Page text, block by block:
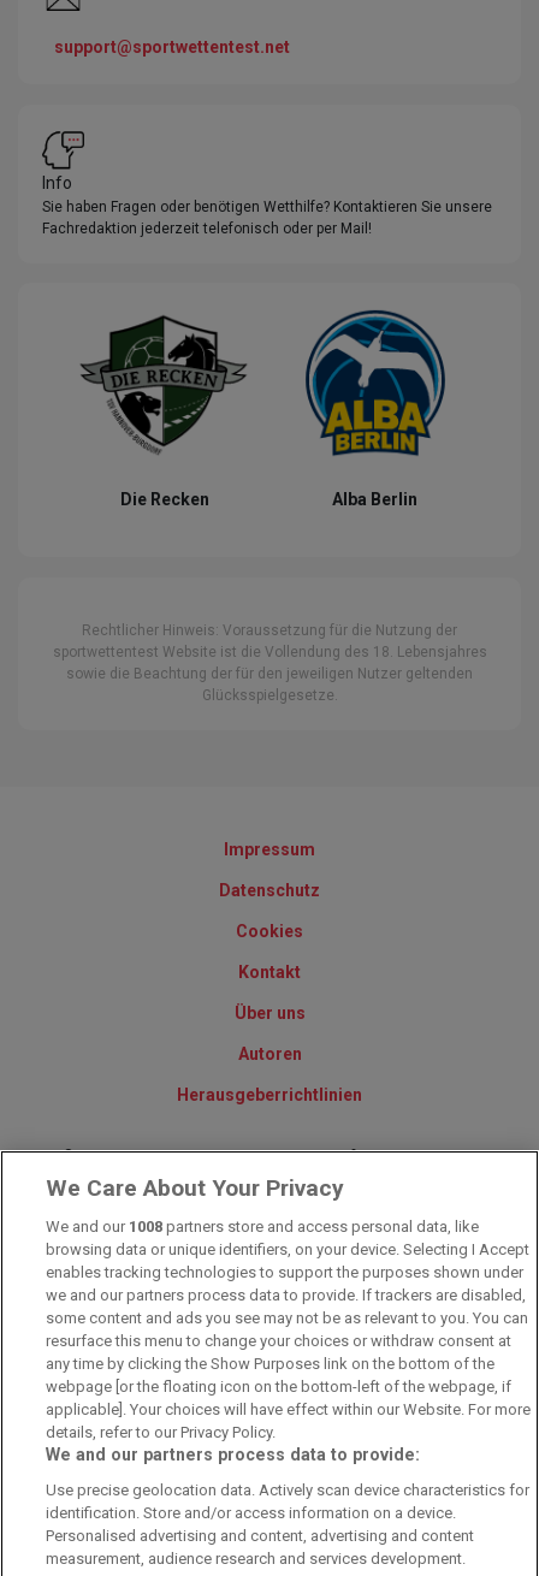
support@sportwettentest.net
Info
Sie haben Fragen oder benötigen Wetthilfe? Kontaktieren Sie unsere
Fachredaktion jederzeit telefonisch oder per Mail!
Die Recken Alba Berlin
Rechtlicher Hinweis: Voraussetzung für die Nutzung der
sportwettentest Website ist die Vollendung des 18. Lebensjahres
sowie die Beachtung der für den jeweiligen Nutzer geltenden
Glücksspielgesetze.
Impressum
Datenschutz
Cookies
Kontakt
Über uns
Autoren
Herausgeberrichtlinien
© 2010-2025 - Sportwettentest.net - Der große Sportwettentest
Sportwetten Angebote sind nur für Volljährige verfügbar. Es gelten
immer die AGB auf den jeweiligen Webseiten der Buchmacher.
Wetten kann Spaß, aber auch süchtig machen!
Suchtrisiken, Glücksspiel kann süchtig machen - Hilfe finden Sie auf
buwei.de
Alle Anbieter auf dieser Webseite sind offiziell in Deutschlandlizenziert
werden von derGemeinsamen Glücksspielbehörde der Länderreguliert
We Care About Your Privacy
We and our 1008 partners store and access personal data, like
browsing data or unique identifiers, on your device. Selecting I Accept
enables tracking technologies to support the purposes shown under
we and our partners process data to provide. If trackers are disabled,
some content and ads you see may not be as relevant to you. You can
resurface this menu to change your choices or withdraw consent at
any time by clicking the Show Purposes link on the bottom of the
webpage [or the floating icon on the bottom-left of the webpage, if
applicable]. Your choices will have effect within our Website. For more
details, refer to our Privacy Policy.
We and our partners process data to provide:
Use precise geolocation data. Actively scan device characteristics for
identification. Store and/or access information on a device.
Personalised advertising and content, advertising and content
measurement, audience research and services development.